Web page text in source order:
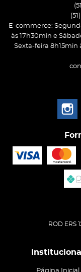
(51)
E-commerce:
às 17h30min e
Sexta-feira 8h15min
ROD ERS
Institucional